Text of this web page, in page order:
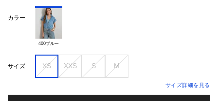
カラー
400ブルー
サイズ XS XXS S M
サイズ詳細を見る